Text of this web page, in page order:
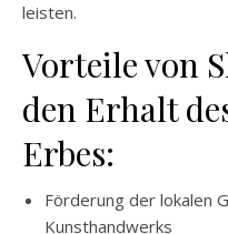
leisten.
Vorteile von
den Erhalt
Erbes:
Förderung der lokalen
Kunsthandwerks